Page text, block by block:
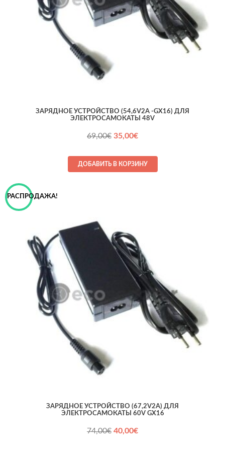
ЗАРЯДНОЕ УСТРОЙСТВО (54,6V2A -GX16) ДЛЯ
ЭЛЕКТРОСАМОКАТЫ 48V
69,00€ Первоначальная
составляла
69,00€.
35,00€Текущая
35,00€.
ДОБАВИТЬ В КОРЗИНУ
РАСПРОДАЖА!
ЗАРЯДНОЕ УСТРОЙСТВО (67,2V2A) ДЛЯ
ЭЛЕКТРОСАМОКАТЫ 60V GX16
74,00€ Первоначальная
40,00€Текущая